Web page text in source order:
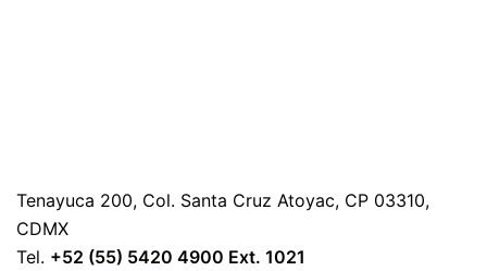
Tenayuca 200, Col. Santa Cruz Atoyac, CP 03310,
CDMX
Tel. +52 (55) 5420 4900 Ext. 1021